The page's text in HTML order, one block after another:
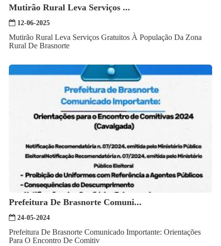
Mutirão Rural Leva Serviços ...
12-06-2025
Mutirão Rural Leva Serviços Gratuitos À População Da Zona
Rural De Brasnorte
Prefeitura De Brasnorte Comuni...
24-05-2024
Prefeitura De Brasnorte Comunicado Importante: Orientações
Para O Encontro De Comitiv